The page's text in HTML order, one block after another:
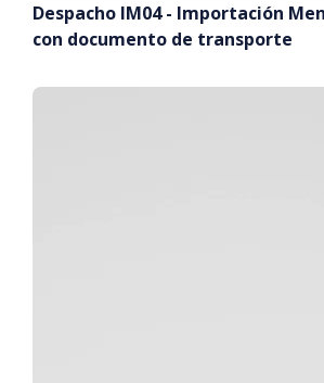
Despacho IM04 - Importación
con documento de transporte